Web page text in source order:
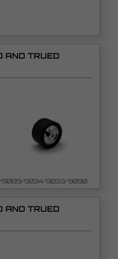
AND TRUED
9089/9034/9033/9090
AND TRUED